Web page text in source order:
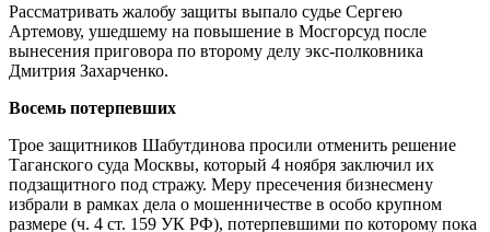
Рассматривать жалобу защиты выпало судье Сергею
Артемову, ушедшему на повышение в Мосгорсуд после
вынесения приговора по второму делу экс-полковника
Дмитрия Захарченко.
Восемь потерпевших
Трое защитников Шабутдинова просили отменить решение
Таганского суда Москвы, который 4 ноября заключил их
подзащитного под стражу. Меру пресечения бизнесмену
избрали в рамках дела о мошенничестве в особо крупном
размере (ч. 4 ст. 159 УК РФ), потерпевшими по которому пока